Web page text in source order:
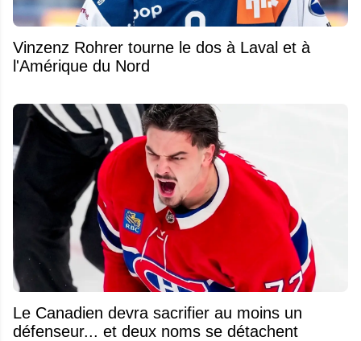
Vinzenz Rohrer tourne le dos à Laval et à
l'Amérique du Nord
Le Canadien devra sacrifier au moins un
défenseur... et deux noms se détachent